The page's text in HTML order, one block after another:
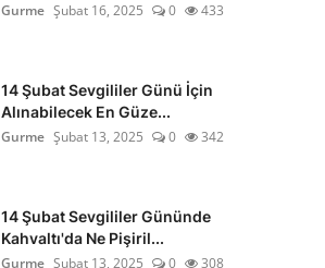
Gurme Şubat 16, 2025 0 433
14 Şubat Sevgililer Günü İçin
Alınabilecek En Güze...
Gurme Şubat 13, 2025 0 342
14 Şubat Sevgililer Gününde
Kahvaltı'da Ne Pişiril...
Gurme Şubat 13, 2025 0 308